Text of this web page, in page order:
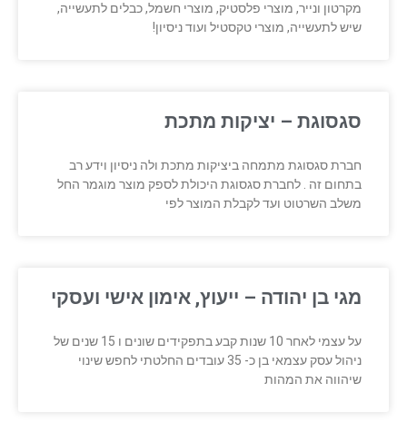
מקרטון ונייר, מוצרי פלסטיק, מוצרי חשמל, כבלים לתעשייה,
שיש לתעשייה, מוצרי טקסטיל ועוד ניסיון!
סגסוגת – יציקות מתכת
חברת סגסוגת מתמחה ביציקות מתכת ולה ניסיון וידע רב
בתחום זה . לחברת סגסוגת היכולת לספק מוצר מוגמר החל
משלב השרטוט ועד לקבלת המוצר לפי
מגי בן יהודה – ייעוץ, אימון אישי ועסקי
על עצמי לאחר 10 שנות קבע בתפקידים שונים ו 15 שנים של
ניהול עסק עצמאי בן כ- 35 עובדים החלטתי לחפש שינוי
שיהווה את המהות